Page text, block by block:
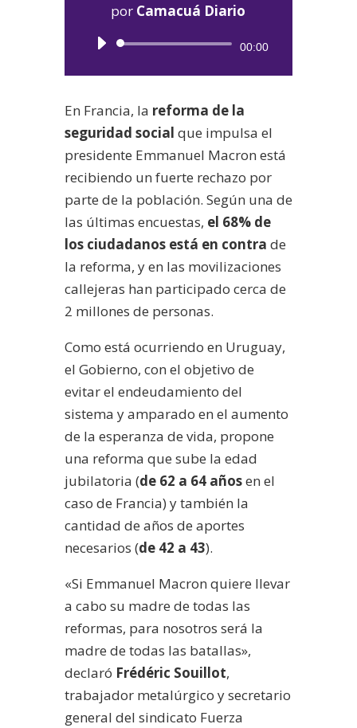
por Camacuá Diario
Reproductor
00:00
En Francia, la reforma de la
seguridad social que impulsa el
presidente Emmanuel Macron está
recibiendo un fuerte rechazo por
parte de la población. Según una de
las últimas encuestas, el 68% de
los ciudadanos está en contra de
la reforma, y en las movilizaciones
callejeras han participado cerca de
2 millones de personas.
Como está ocurriendo en Uruguay,
el Gobierno, con el objetivo de
evitar el endeudamiento del
sistema y amparado en el aumento
de la esperanza de vida, propone
una reforma que sube la edad
jubilatoria (de 62 a 64 añosen el
caso de Francia) y también la
cantidad de años de aportes
necesarios (de 42 a 43).
«Si Emmanuel Macron quiere llevar
a cabo su madre de todas las
reformas, para nosotros será la
madre de todas las batallas»,
declaró Frédéric Souillot,
trabajador metalúrgico y secretario
general del sindicato Fuerza